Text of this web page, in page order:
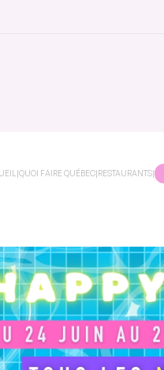
|QUOI FAIRE QUÉBEC|RESTAURANTS|